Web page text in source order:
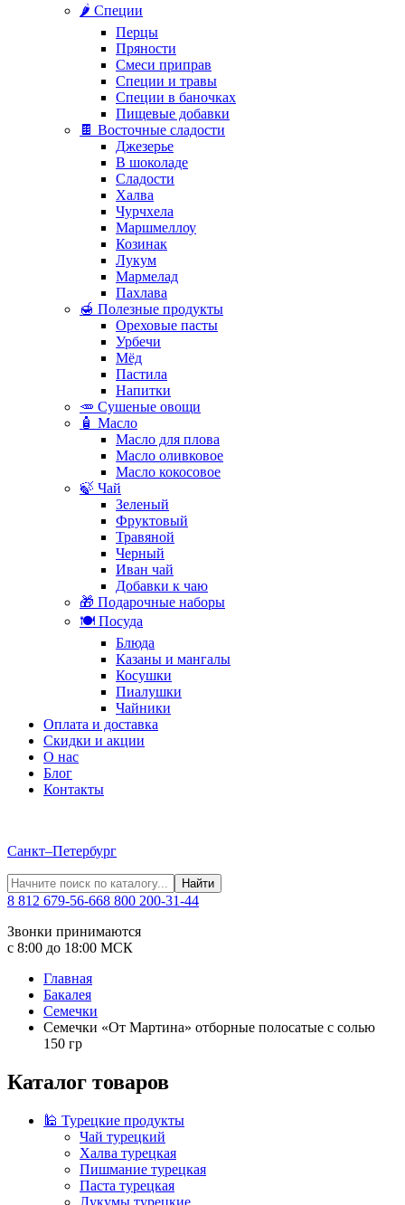
🌶️ Специи
Перцы
Пряности
Смеси приправ
Специи и травы
Специи в баночках
Пищевые добавки
🍫 Восточные сладости
Джезерье
В шоколаде
Сладости
Халва
Чурчхела
Маршмеллоу
Козинак
Лукум
Мармелад
Пахлава
🍯 Полезные продукты
Ореховые пасты
Урбечи
Мёд
Пастила
Напитки
🥕 Сушеные овощи
🧴 Масло
Масло для плова
Масло оливковое
Масло кокосовое
🍃 Чай
Зеленый
Фруктовый
Травяной
Черный
Иван чай
Добавки к чаю
🎁 Подарочные наборы
🍽️ Посуда
Блюда
Казаны и мангалы
Косушки
Пиалушки
Чайники
Оплата и доставка
Скидки и акции
О нас
Блог
Контакты
Санкт–Петербург
Найти
8 812 679-56-668 800 200-31-44
Звонки принимаются
с 8:00 до 18:00 МСК
Главная
Бакалея
Семечки
Семечки «От Мартина» отборные полосатые с солью
150 гр
Каталог товаров
🕌 Турецкие продукты
Чай турецкий
Халва турецкая
Пишмание турецкая
Паста турецкая
Лукумы турецкие